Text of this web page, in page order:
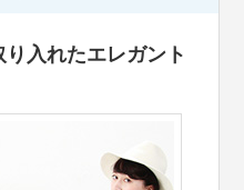
入れたエレガント